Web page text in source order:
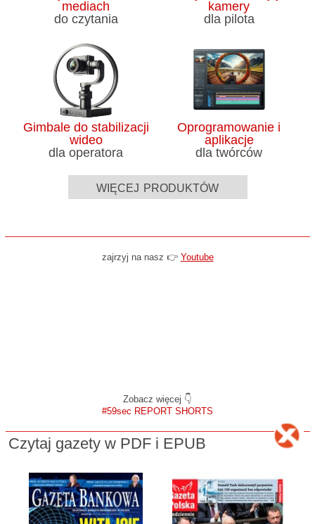
mediach
do czytania
kamery
dla pilota
Gimbale do stabilizacji
wideo
dla operatora
Oprogramowanie i
aplikacje
dla twórców
więcej produktów
zajrzyj na nasz 👉 Youtube
Zobacz więcej 👇
#59sec REPORT SHORTS
Czytaj gazety w PDF i EPUB